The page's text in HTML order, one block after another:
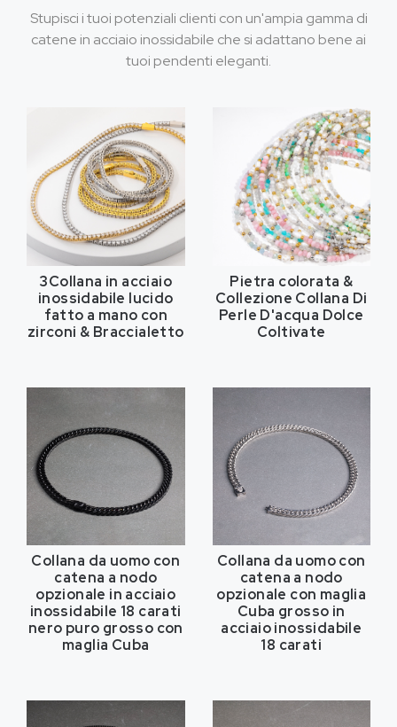
Stupisci i tuoi potenziali clienti con un'ampia gamma di
catene in acciaio inossidabile che si adattano bene ai
tuoi pendenti eleganti.
3Collana in acciaio
inossidabile lucido
fatto a mano con
zirconi & Braccialetto
Pietra colorata &
Collezione Collana Di
Perle D'acqua Dolce
Coltivate
Collana da uomo con
catena a nodo
opzionale in acciaio
inossidabile 18 carati
nero puro grosso con
maglia Cuba
Collana da uomo con
catena a nodo
opzionale con maglia
Cuba grosso in
acciaio inossidabile
18 carati